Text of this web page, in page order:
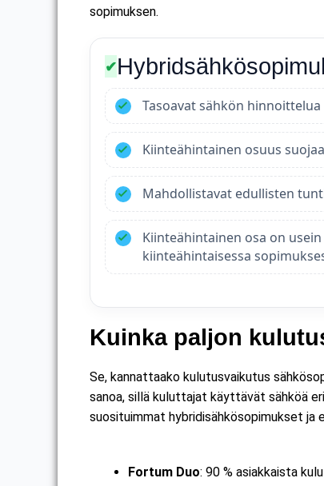
sopimuksen.
✔
Tasoavat sähkön hinnoittelua
Kiinteähintainen osuus
Mahdollistavat edullisten
Kiinteähintainen osa on
kiinteähintaisessa
Kuinka paljon
Se, kannattaako kulutusvaikutus
sanoa, sillä kuluttajat käyttävät sähköä
suosituimmat hybridisähkösopimukset ja
Fortum Duo: 90 % asiakkaista